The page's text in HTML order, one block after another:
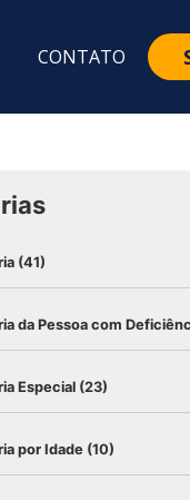
CONTATO
(41)
da Pessoa com
Especial (23)
por Idade (10)